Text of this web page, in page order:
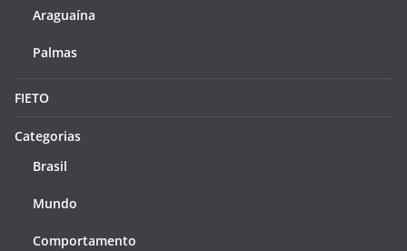
Araguaína
Palmas
FIETO
Categorias
Brasil
Mundo
Comportamento